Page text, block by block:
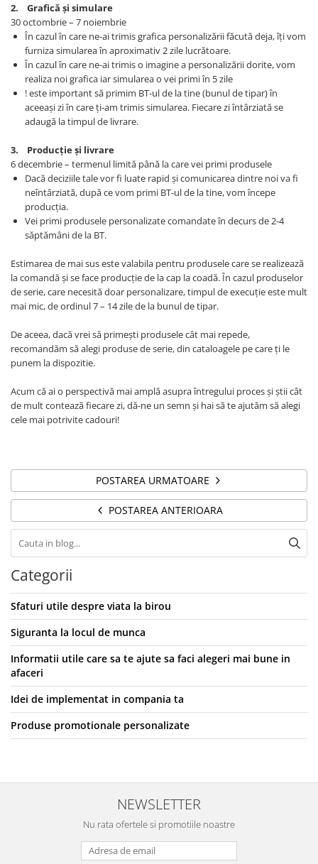
Articole pentru rufe, casa,
geamuri, mobila
Articole pentru birou, suprafete,
pardoseli
Intretinere si odorizante masina
Saci de gunoi
Accesorii pentru curatenie
Tipografie si stampile
Formulare tipizate
Caiete si blocnotesuri
personalizate
Stampile, tusiere si tus
Protectia muncii si Imbracaminte
Imbracaminte
Tricouri
Bluze & Pulovere
Pantaloni
Pantaloni cu pieptar
Jachete
Impermeabile
Incaltaminte
Incaltaminte de lucru si protectie
Incaltaminte de oras si munte
Echipamente medicale
Manusi de protectie
Accesorii pentru protectia capului
Casti de protectie
Antifoane
Ochelari de protectie si viziere
Masti de protectie respiratorie
Sepci, caciuli si esarfe
Pachete promotionale
Accesorii pentru protectia muncii
Sosete de lucru
Articole de unica folosinta
Copii - tricouri si hanorace
Comunicare si prezentare
2. Grafică și simulare
30 octombrie – 7 noiembrie
În cazul în care ne-ai trimis grafica personalizării făcută deja, îți vom
furniza simularea în aproximativ 2 zile lucrătoare.
În cazul în care ne-ai trimis o imagine a personalizării dorite, vom
realiza noi grafica iar simularea o vei primi în 5 zile
! este important să primim BT-ul de la tine (bunul de tipar) în
aceeași zi în care ți-am trimis simularea. Fiecare zi întârziată se
adaugă la timpul de livrare.
3. Producție și livrare
6 decembrie – termenul limită până la care vei primi produsele
Dacă deciziile tale vor fi luate rapid și comunicarea dintre noi va fi
neîntârziată, după ce vom primi BT-ul de la tine, vom începe
producția.
Vei primi produsele personalizate comandate în decurs de 2-4
săptămâni de la BT.
Estimarea de mai sus este valabila pentru produsele care se realizează
la comandă și se face producție de la cap la coadă. În cazul produselor
de serie, care necesită doar personalizare, timpul de execuție este mult
mai mic, de ordinul 7 – 14 zile de la bunul de tipar.
De aceea, dacă vrei să primești produsele cât mai repede,
recomandăm să alegi produse de serie, din cataloagele pe care ți le
punem la dispozitie.
Acum că ai o perspectivă mai amplă asupra întregului proces și știi cât
de mult contează fiecare zi, dă-ne un semn și hai să te ajutăm să alegi
cele mai potrivite cadouri!
POSTAREA URMATOARE
POSTAREA ANTERIOARA
Categorii
Sfaturi utile despre viata la birou
Siguranta la locul de munca
Informatii utile care sa te ajute sa faci alegeri mai bune in
afaceri
Idei de implementat in compania ta
Produse promotionale personalizate
NEWSLETTER
Nu rata ofertele si promotiile noastre